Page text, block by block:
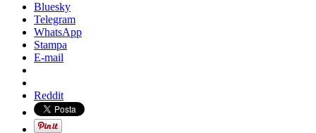
Bluesky
Telegram
WhatsApp
Stampa
E-mail
Reddit